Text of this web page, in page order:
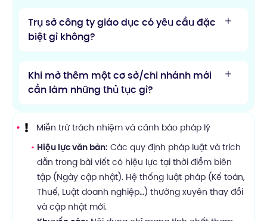
Trụ sở công ty giáo dục có yêu cầu đặc
biệt gì không?
Khi mở thêm một cơ sở/chi nhánh mới
cần làm những thủ tục gì?
Miễn trừ trách nhiệm và cảnh báo pháp lý
Hiệu lực văn bản: Các quy định pháp luật và trích
dẫn trong bài viết có hiệu lực tại thời điểm biên
tập (Ngày cập nhật). Hệ thống luật pháp (Kế toán,
Thuế, Luật doanh nghiệp…) thường xuyên thay đổi
và cập nhật mới.